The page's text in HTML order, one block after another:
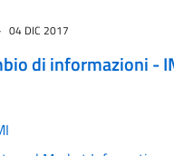
04 DIC 2017
di informazioni -